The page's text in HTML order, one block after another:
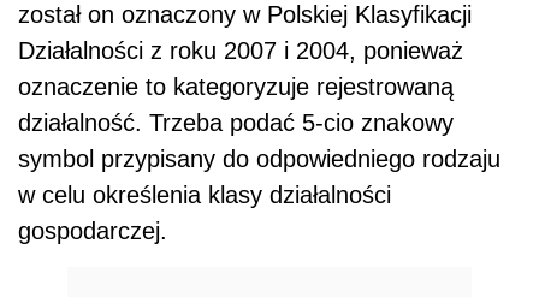
został on oznaczony w Polskiej Klasyfikacji
Działalności z roku 2007 i 2004, ponieważ
oznaczenie to kategoryzuje rejestrowaną
działalność. Trzeba podać 5-cio znakowy
symbol przypisany do odpowiedniego rodzaju
w celu określenia klasy działalności
gospodarczej.